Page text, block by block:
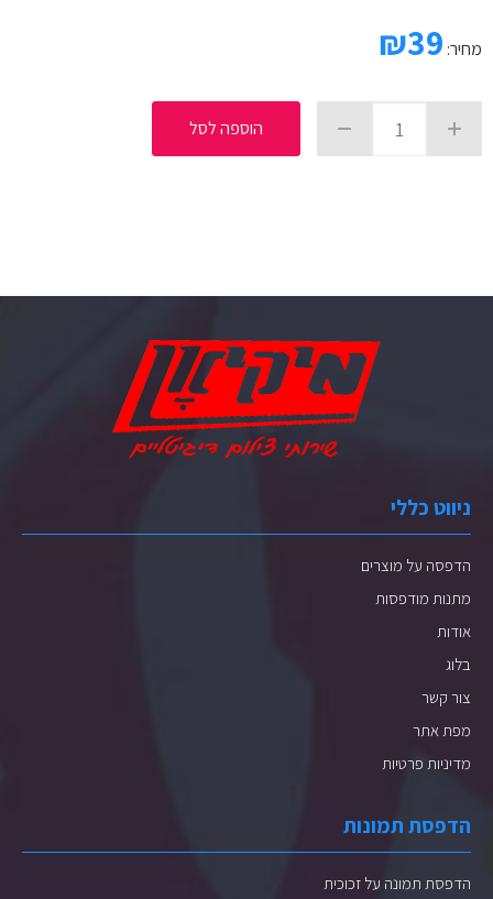
מחיר: ₪39
הוספה לסל
ניווט כללי
הדפסה על מוצרים
מתנות מודפסות
אודות
בלוג
צור קשר
מפת אתר
מדיניות פרטיות
הדפסת תמונות
הדפסת תמונה על זכוכית